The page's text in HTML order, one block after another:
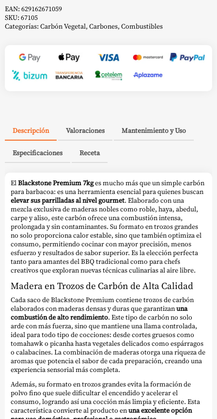
EAN: 629162671059
SKU: 67105
Categorías: Carbón Vegetal, Carbones, Combustibles
Descripción Valoraciones Mantenimiento y Uso
Especificaciones Receta
ElBlackstone Premium 7kges mucho más que un simple carbón
para barbacoa: es una herramienta esencial para quienes buscan
elevar sus parrilladas al nivel gourmet. Elaborado con una
mezcla exclusiva de maderas nobles como roble, haya, abedul,
carpe y aliso, este carbón ofrece una combustión intensa,
prolongada y sin contaminantes. Su formato en trozos grandes
no solo proporciona calor estable, sino que también optimiza el
consumo, permitiendo cocinar con mayor precisión, menos
esfuerzo y resultados de sabor superior. Es la elección perfecta
tanto para amantes del BBQ tradicional como para chefs
creativos que exploran nuevas técnicas culinarias al aire libre.
Madera en Trozos de Carbón de Alta Calidad
Cada saco de Blackstone Premium contiene trozos de carbón
elaborados con maderas densas y duras que garantizanuna
combustión de alto rendimiento. Este tipo de carbón no solo
arde con más fuerza, sino que mantiene una llama controlada,
ideal para todo tipo de cocciones: desde cortes gruesos como
tomahawk o picanha hasta vegetales delicados como espárragos
o calabacines. La combinación de maderas otorga una riqueza de
aromas que potencia el sabor de cada preparación, creando una
experiencia sensorial más completa.
Además, su formato en trozos grandes evita la formación de
polvo fino que suele dificultar el encendido y acelerar el
consumo, logrando así una cocción más limpia y eficiente. Esta
característica convierte al producto enuna excelente opción